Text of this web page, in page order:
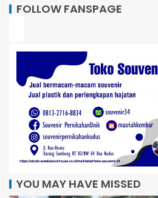
FOLLOW FANSPAGE
YOU MAY HAVE MISSED